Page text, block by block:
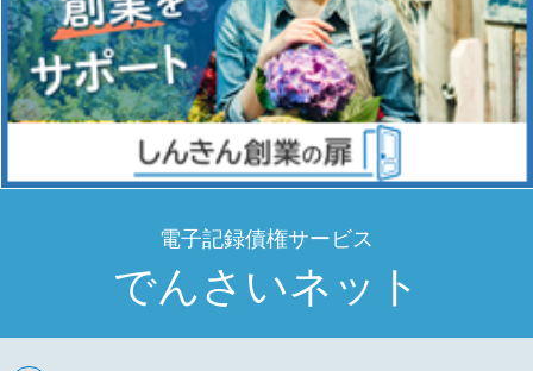
電子記録債権サービス
でんさいネット